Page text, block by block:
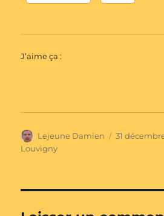
J’aime ça :
Auteur
Lejeune Damien
Publié
31
Louvigny